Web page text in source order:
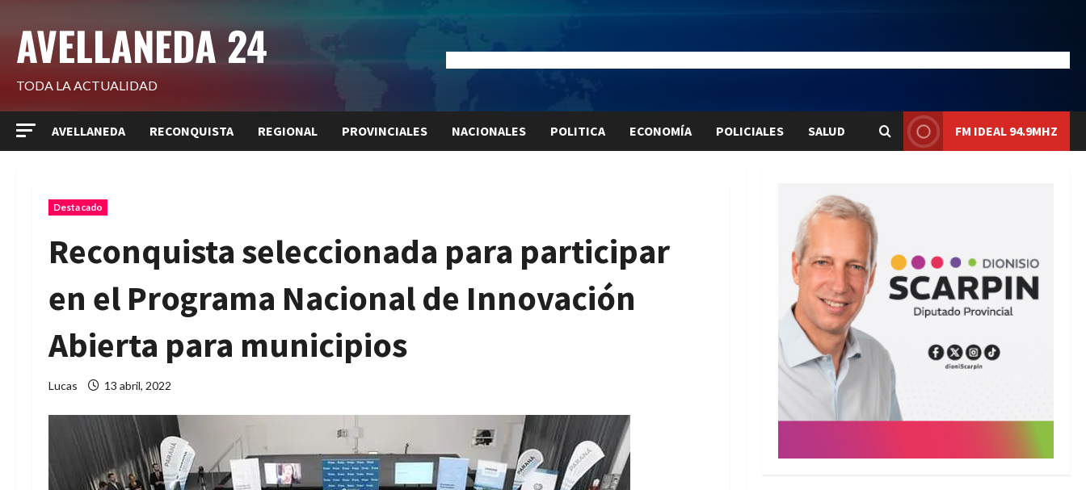
contenido
AVELLANEDA 24
TODA LA ACTUALIDAD
AVELLANEDA RECONQUISTA REGIONAL PROVINCIALES NACIONALES POLITICA ECONOMÍA POLICIALES SALUD FM IDEAL 94.9MHZ
Destacado
Reconquista seleccionada para participar
en el Programa Nacional de Innovación
Abierta para municipios
Lucas 13 abril, 2022